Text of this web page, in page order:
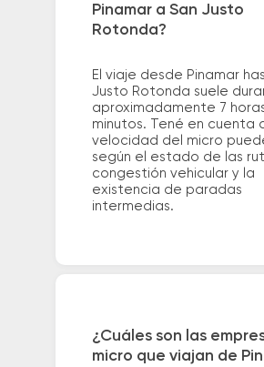
Pinamar a San Justo
Rotonda?
El viaje desde Pinamar
Justo Rotonda suele
aproximadamente 7
minutos. Tené en cuenta
velocidad del micro
según el estado de las
congestión vehicular y la
existencia de paradas
intermedias.
¿Cuáles son las
micro que viajan de